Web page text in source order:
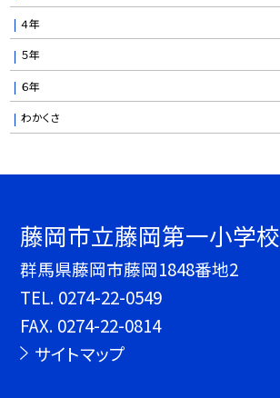
４年
５年
６年
わかくさ
藤岡市立藤岡第一小学校
群馬県藤岡市藤岡1848番地2
TEL. 0274-22-0549
FAX. 0274-22-0814
サイトマップ